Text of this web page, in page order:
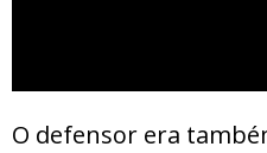
O defensor era